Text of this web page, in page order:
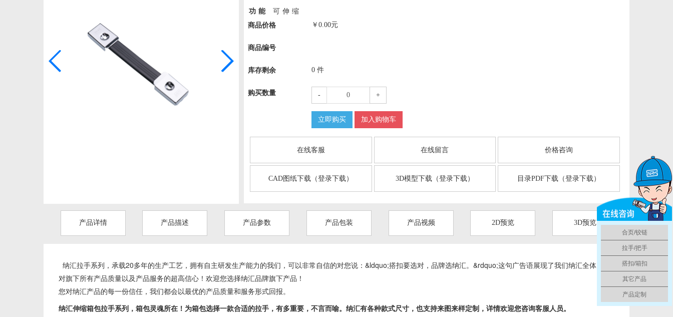
功能
可伸缩
商品价格
￥ 0.00元
商品编号
库存剩余 0 件
购买数量 - +
立即购买 加入购物车
在线客服 在线留言 价格咨询
CAD图纸下载（登录下载） 3D模型下载（登录下载） 目录PDF下载（登录下载）
产品详情 产品描述 产品参数 产品包装 产品视频 2D预览 3D预览
纳汇拉手系列， 承载20多年的生产工艺，拥有自主研发生产能力的我们，可以非常自信的对您说：&ldquo;搭扣要选对，品牌选纳汇。&rdquo;这句广告语展现了我们纳汇全体员工
对旗下所有产品质量以及产品服务的超高信心！欢迎您选择纳汇品牌旗下产品！
您对纳汇产品的每一份信任，我们都会以最优的产品质量和服务形式回报。
纳汇伸缩箱包拉手系列，箱包灵魂所在！为箱包选择一款合适的拉手，有多重要，不言而喻。纳汇有各种款式尺寸，也支持来图来样定制，详情欢迎您咨询客服人员。
合页/铰链
拉手/把手
搭扣/箱扣
其它产品
产品定制